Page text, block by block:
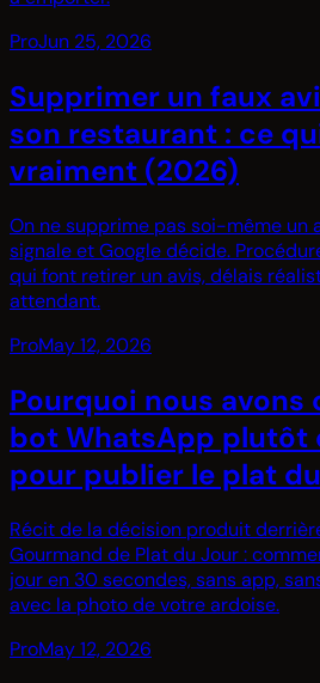
ProJun 25, 2026
Supprimer un faux
son restaurant : ce
vraiment (2026)
On ne supprime pas soi-même un
signale et Google décide.
qui font retirer un avis, délais
attendant.
ProMay 12, 2026
Pourquoi nous
bot WhatsApp plutôt
pour publier le plat
Récit de la décision produit
Gourmand de Plat du Jour :
jour en 30 secondes, sans app,
avec la photo de votre ardoise.
ProMay 12, 2026